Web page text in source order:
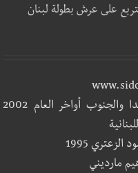
على عرش بطولة لبنان
أول صحيفة اليكترونية صدرت في صيدا والجنوب أواخر العام 2002
1995
مارديني